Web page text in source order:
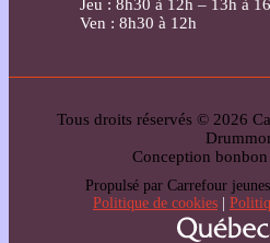
Jeu : 8h30 à 12h – 13h à
Ven : 8h30 à 12h
Tous droits réservés © 2026
Conception bonbon
Propulsé par Carrefour
Politique de cookies